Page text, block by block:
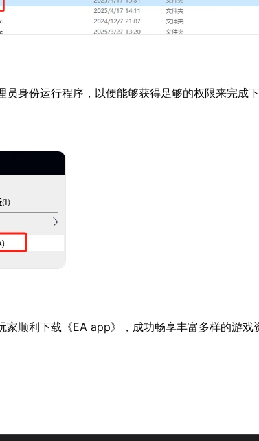
员身份运行程序，以便能够获得足够的权限来完成
家顺利下载《EA app》，成功畅享丰富多样的游戏